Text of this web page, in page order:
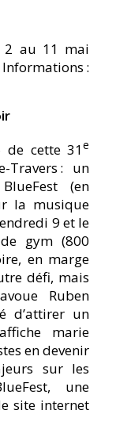
2 au 11 mai
:
de cette 31e
: un
(en
la musique
9 et le
gym (800
en marge
défi, mais
Ruben
d’attirer un
marie
en devenir
sur les
une
site internet